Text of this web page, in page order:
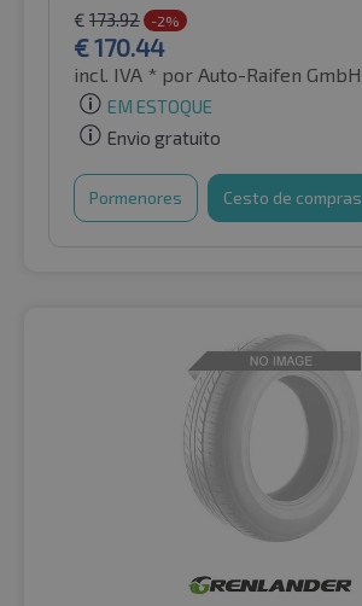
€ 173.92 -2%
€170.44
incl. IVA * por Auto-Raifen GmbH
EM ESTOQUE
Envio gratuito
Pormenores Cesto de compras